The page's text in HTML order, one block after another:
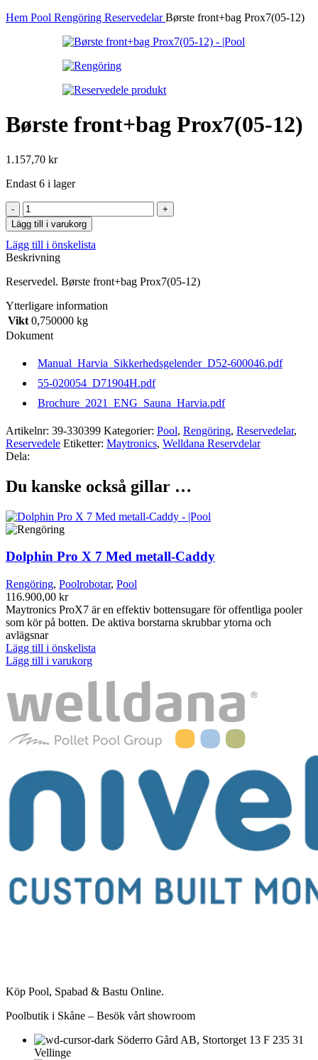
Hem Pool Rengöring ReservedelarBørste front+bag Prox7(05-12)
Børste front+bag Prox7(05-12)
1.157,70 kr
Endast 6 i lager
Børste
front+bag
Prox7(05-
12)
mängd
Lägg till i varukorg
Lägg till i önskelista
Beskrivning
Reservedel. Børste front+bag Prox7(05-12)
Ytterligare information
Vikt 0,750000 kg
Dokument
Manual_Harvia_Sikkerhedsgelender_D52-600046.pdf
55-020054_D71904H.pdf
Brochure_2021_ENG_Sauna_Harvia.pdf
Artikelnr: 39-330399 Kategorier: Pool, Rengöring, Reservedelar,
Reservedele Etiketter: Maytronics, Welldana Reservdelar
Dela:
Du kanske också gillar …
Dolphin Pro X 7 Med metall-Caddy
Rengöring, Poolrobotar, Pool
116.900,00 kr
Maytronics ProX7 är en effektiv bottensugare för offentliga pooler
som kör på botten. De aktiva borstarna skrubbar ytorna och
avlägsnar
Lägg till i önskelista
Lägg till i varukorg
Köp Pool, Spabad & Bastu Online.
Poolbutik i Skåne – Besök vårt showroom
Söderro Gård AB, Stortorget 13 F 235 31
Vellinge